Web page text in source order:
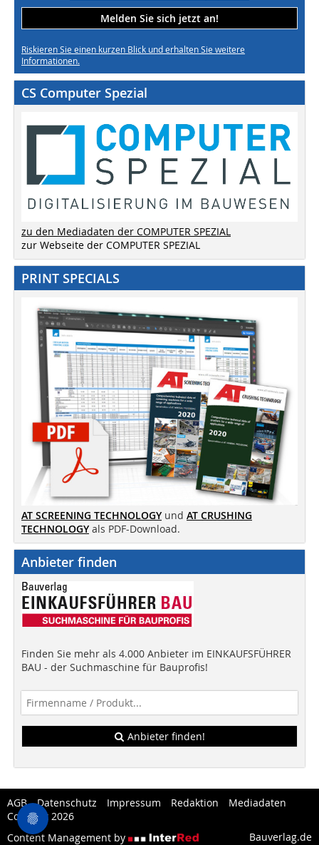
Melden Sie sich jetzt an!
Riskieren Sie einen kurzen Blick und erhalten Sie weitere
Informationen.
CS Computer Spezial
zu den Mediadaten der COMPUTER SPEZIAL
zur Webseite der COMPUTER SPEZIAL
PRINT SPECIALS
AT SCREENING TECHNOLOGY und AT CRUSHING
TECHNOLOGY als PDF-Download.
Anbieter finden
Finden Sie mehr als 4.000 Anbieter im EINKAUFSFÜHRER
BAU - der Suchmaschine für Bauprofis!
Anbieter finden!
AGB Datenschutz Impressum Redaktion
Mediadaten
Copytest 2026
Content Management by
Bauverlag.de